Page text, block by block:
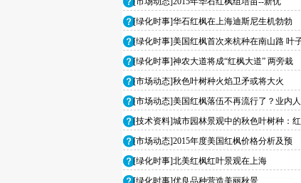
[绿化时事]华石红枫在上海迪斯尼生机勃勃
[绿化时事]美国红枫首次来杭种在南山路 叶
[绿化时事]神农大道将成“红枫大道” 两旁栽
[市场动态]秋色叶树种火焰卫矛或将大火
[市场动态]美国红枫落伍不再流行了？业内
[技术资料]城市园林景观中的秋色叶树种：
[市场动态]2015年度美国红枫价格分析及预
[绿化时事]北美红枫红叶景观在上海
[绿化时事]优良品种营造美丽秋景